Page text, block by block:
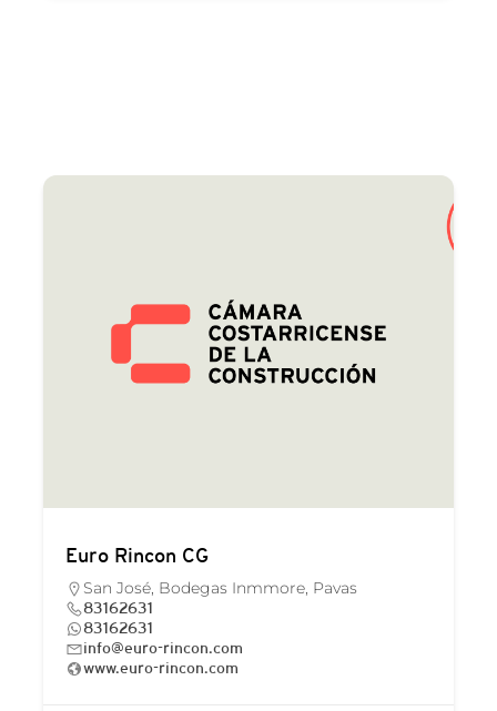
Euro Rincon CG
San José, Bodegas Inmmore, Pavas
83162631
83162631
info@euro-rincon.com
www.euro-rincon.com